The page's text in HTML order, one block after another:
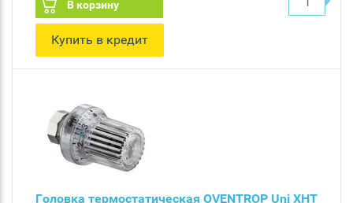
В корзину
Купить в кредит
Головка термостатическая OVENTROP Uni XHT